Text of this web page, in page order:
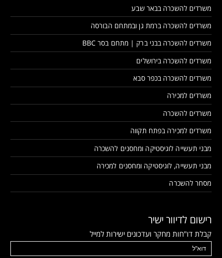
משרדים להשכרה בבאר שבע
משרדים להשכרה ברמת גן ובמתחם הבורסה
משרדים להשכרה בבני ברק | מתחם בסר BBC
משרדים להשכרה בירושלים
משרדים להשכרה בכפר סבא
משרדים למכירה
משרדים להשכרה
משרדים למכירה בפתח תקווה
מבני תעשייה לוגיסטיקה ומחסנים להשכרה
מבני תעשייה, לוגיסטיקה ומחסנים למכירה
מסחר להשכרה
רישום לדיוור ישיר
קבלת דו"חות מחקר ועדכונים ישירות למייל